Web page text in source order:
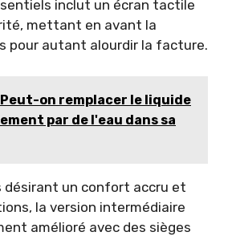
inclut un écran tactile
mettant en avant la
pour autant alourdir la facture.
Peut-on remplacer le liquide
par de l'eau dans sa
désirant un confort accru et
la version intermédiaire
amélioré avec des sièges